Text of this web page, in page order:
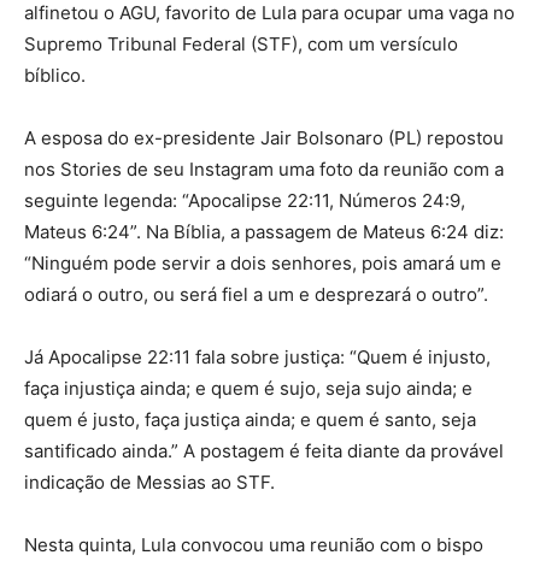
alfinetou o AGU, favorito de Lula para ocupar uma vaga no
Supremo Tribunal Federal (STF), com um versículo
bíblico.
A esposa do ex-presidente Jair Bolsonaro (PL) repostou
nos Stories de seu Instagram uma foto da reunião com a
seguinte legenda: “Apocalipse 22:11, Números 24:9,
Mateus 6:24”. Na Bíblia, a passagem de Mateus 6:24 diz:
“Ninguém pode servir a dois senhores, pois amará um e
odiará o outro, ou será fiel a um e desprezará o outro”.
Já Apocalipse 22:11 fala sobre justiça: “Quem é injusto,
faça injustiça ainda; e quem é sujo, seja sujo ainda; e
quem é justo, faça justiça ainda; e quem é santo, seja
santificado ainda.” A postagem é feita diante da provável
indicação de Messias ao STF.
Nesta quinta, Lula convocou uma reunião com o bispo